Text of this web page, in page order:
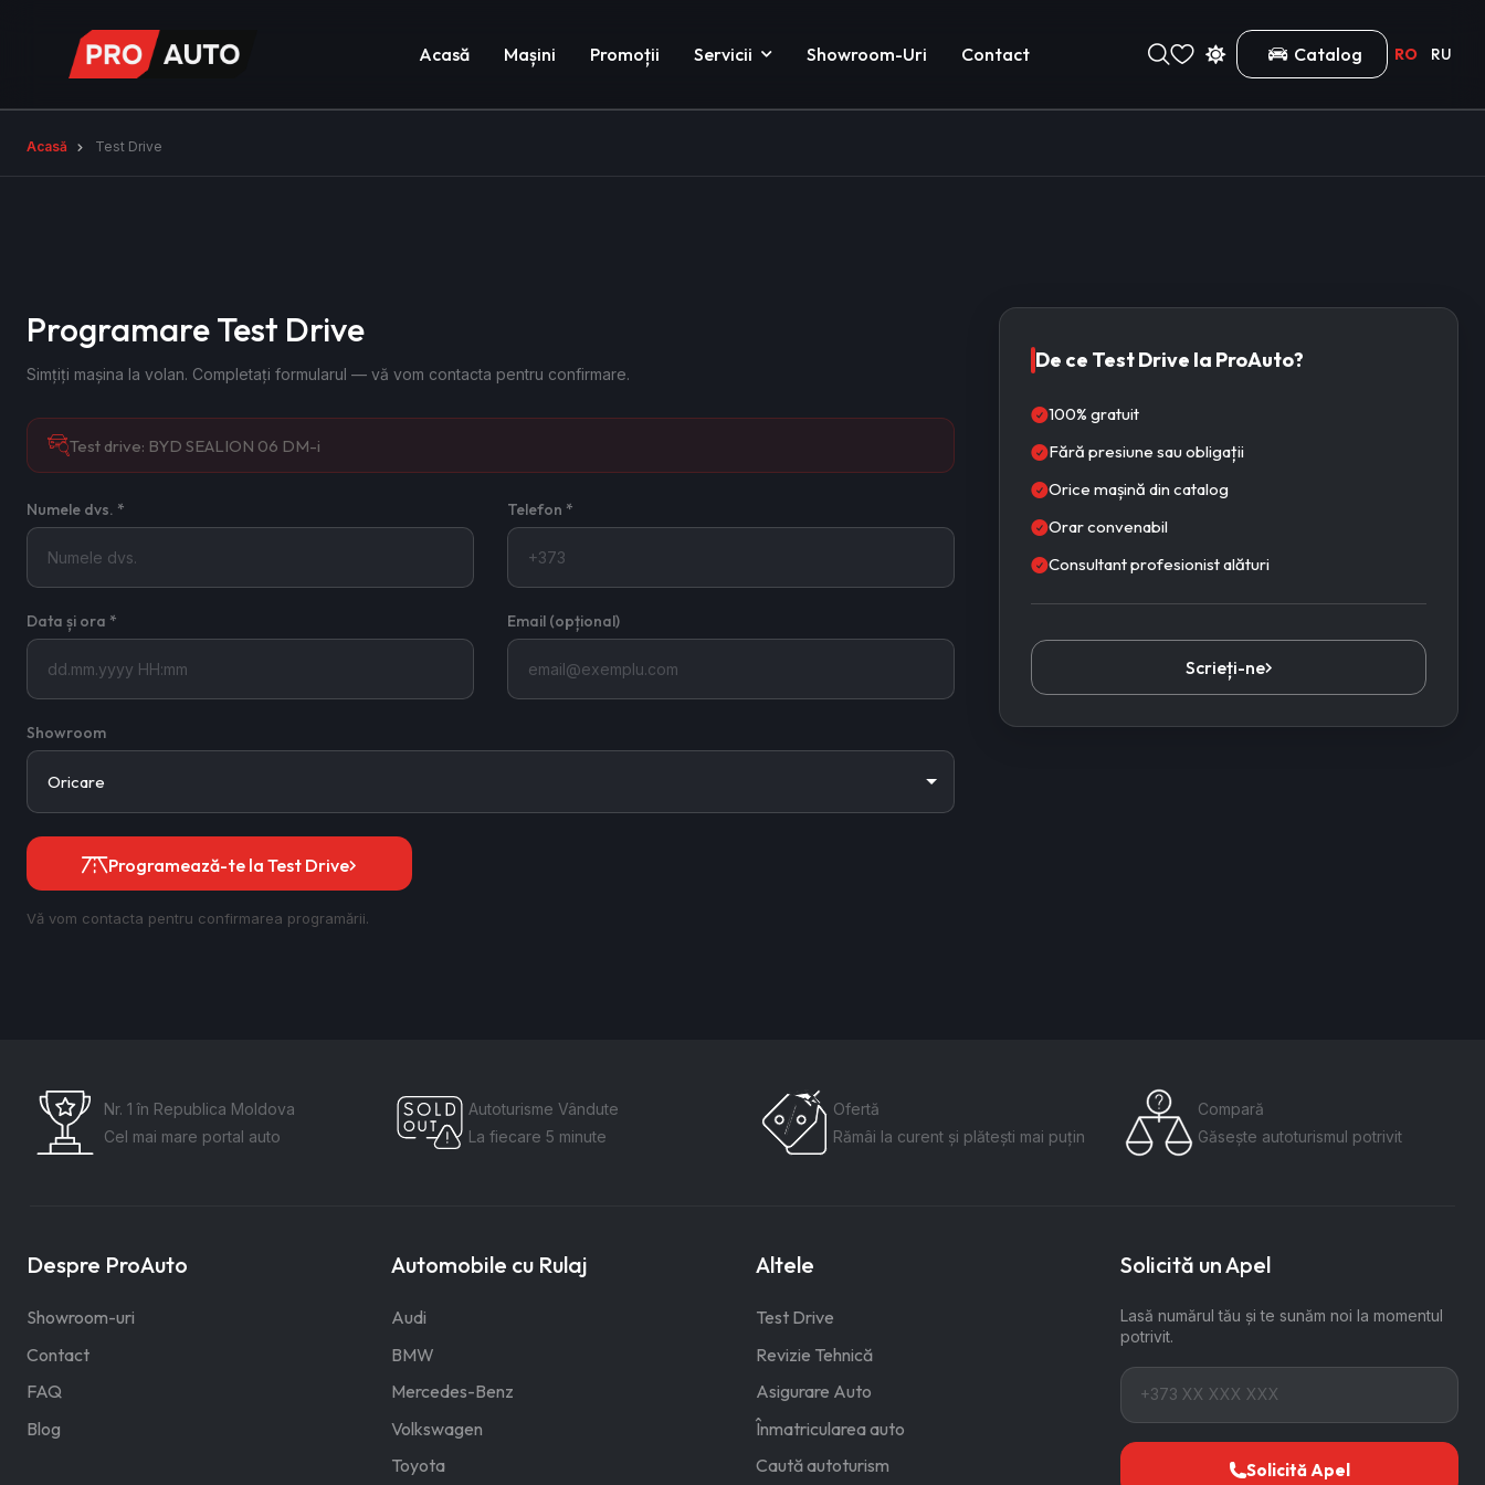
Acasă Mașini Promoții Servicii Showroom-Uri Contact Catalog RO RU
Acasă Test Drive
Programare Test Drive
Simțiți mașina la volan. Completați formularul — vă vom contacta pentru confirmare.
Test drive: BYD SEALION 06 DM-i
Numele dvs. * Telefon *
Data și ora * Email (opțional)
Showroom
Programează-te la Test Drive
Vă vom contacta pentru confirmarea programării.
De ce Test Drive la ProAuto?
100% gratuit
Fără presiune sau obligații
Orice mașină din catalog
Orar convenabil
Consultant profesionist alături
Scrieți-ne
Nr. 1 în Republica Moldova
Cel mai mare portal auto
Autoturisme Vândute
La fiecare 5 minute
Ofertă
Rămâi la curent și plătești mai puțin
Compară
Găsește autoturismul potrivit
Despre ProAuto
Showroom-uri
Contact
FAQ
Blog
Automobile cu Rulaj
Audi
BMW
Mercedes-Benz
Volkswagen
Toyota
Altele
Test Drive
Revizie Tehnică
Asigurare Auto
Înmatricularea auto
Caută autoturism
Solicită un Apel
Lasă numărul tău și te sunăm noi la momentul
potrivit.
Solicită Apel